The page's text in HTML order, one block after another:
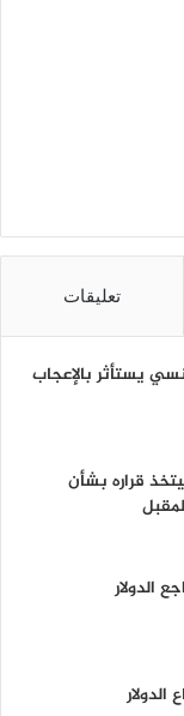
تعليقات
يستأثر بالإعجاب
قراره بشأن
الدولار